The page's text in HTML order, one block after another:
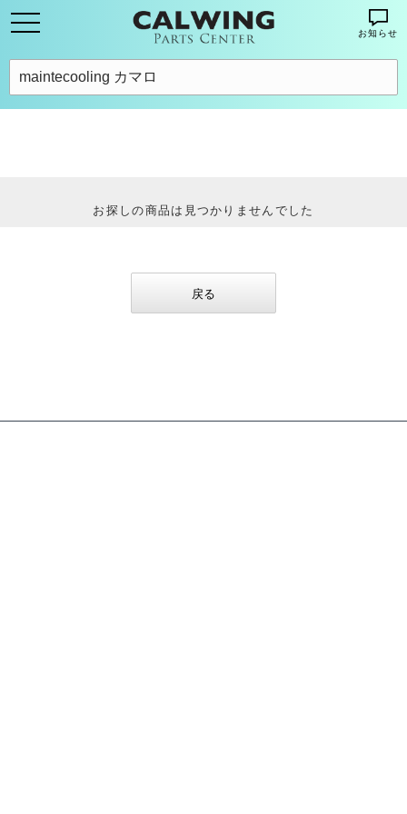
お知らせ
お探しの商品は見つかりませんでした
戻る